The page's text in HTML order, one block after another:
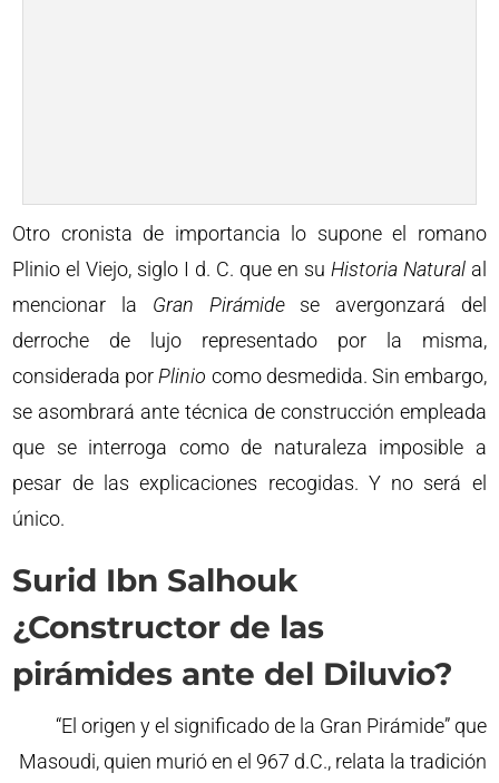
Otro cronista de importancia lo supone el romano
Plinio el Viejo, siglo I d. C. que en su Historia Naturalal
mencionar la Gran Pirámidese avergonzará del
derroche de lujo representado por la misma,
considerada por Plinio como desmedida. Sin embargo,
se asombrará ante técnica de construcción empleada
que se interroga como de naturaleza imposible a
pesar de las explicaciones recogidas. Y no será el
único.
Surid Ibn Salhouk
¿Constructor de las
pirámides ante del Diluvio?
“El origen y el significado de la Gran Pirámide” que
Masoudi, quien murió en el 967 d.C., relata la tradición